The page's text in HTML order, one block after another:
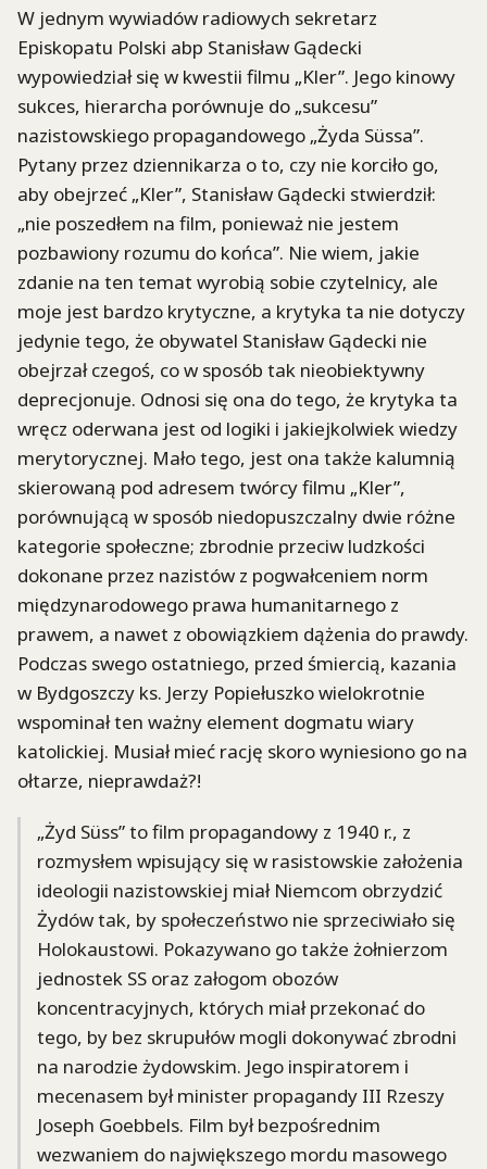
W jednym wywiadów radiowych sekretarz
Episkopatu Polski abp Stanisław Gądecki
wypowiedział się w kwestii filmu „Kler”. Jego kinowy
sukces, hierarcha porównuje do „sukcesu”
nazistowskiego propagandowego „Żyda Süssa”.
Pytany przez dziennikarza o to, czy nie korciło go,
aby obejrzeć „Kler”, Stanisław Gądecki stwierdził:
„nie poszedłem na film, ponieważ nie jestem
pozbawiony rozumu do końca”. Nie wiem, jakie
zdanie na ten temat wyrobią sobie czytelnicy, ale
moje jest bardzo krytyczne, a krytyka ta nie dotyczy
jedynie tego, że obywatel Stanisław Gądecki nie
obejrzał czegoś, co w sposób tak nieobiektywny
deprecjonuje. Odnosi się ona do tego, że krytyka ta
wręcz oderwana jest od logiki i jakiejkolwiek wiedzy
merytorycznej. Mało tego, jest ona także kalumnią
skierowaną pod adresem twórcy filmu „Kler”,
porównującą w sposób niedopuszczalny dwie różne
kategorie społeczne; zbrodnie przeciw ludzkości
dokonane przez nazistów z pogwałceniem norm
międzynarodowego prawa humanitarnego z
prawem, a nawet z obowiązkiem dążenia do prawdy.
Podczas swego ostatniego, przed śmiercią, kazania
w Bydgoszczy ks. Jerzy Popiełuszko wielokrotnie
wspominał ten ważny element dogmatu wiary
katolickiej. Musiał mieć rację skoro wyniesiono go na
ołtarze, nieprawdaż?!
„Żyd Süss” to film propagandowy z 1940 r., z
rozmysłem wpisujący się w rasistowskie założenia
ideologii nazistowskiej miał Niemcom obrzydzić
Żydów tak, by społeczeństwo nie sprzeciwiało się
Holokaustowi. Pokazywano go także żołnierzom
jednostek SS oraz załogom obozów
koncentracyjnych, których miał przekonać do
tego, by bez skrupułów mogli dokonywać zbrodni
na narodzie żydowskim. Jego inspiratorem i
mecenasem był minister propagandy III Rzeszy
Joseph Goebbels. Film był bezpośrednim
wezwaniem do największego mordu masowego